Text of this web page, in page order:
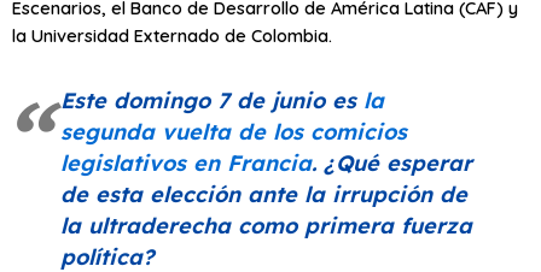
Escenarios, el Banco de Desarrollo de América Latina (CAF) y
la Universidad Externado de Colombia.
Este domingo 7 de junio es la
segunda vuelta de los comicios
legislativos en Francia. ¿Qué esperar
de esta elección ante la irrupción de
la ultraderecha como primera fuerza
política?